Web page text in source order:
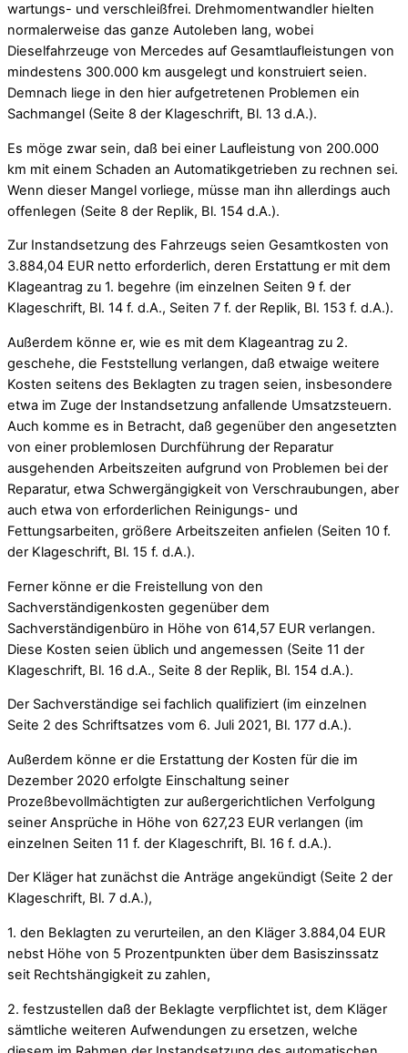
wartungs- und verschleißfrei. Drehmomentwandler hielten
normalerweise das ganze Autoleben lang, wobei
Dieselfahrzeuge von Mercedes auf Gesamtlaufleistungen von
mindestens 300.000 km ausgelegt und konstruiert seien.
Demnach liege in den hier aufgetretenen Problemen ein
Sachmangel (Seite 8 der Klageschrift, Bl. 13 d.A.).
Es möge zwar sein, daß bei einer Laufleistung von 200.000
km mit einem Schaden an Automatikgetrieben zu rechnen sei.
Wenn dieser Mangel vorliege, müsse man ihn allerdings auch
offenlegen (Seite 8 der Replik, Bl. 154 d.A.).
Zur Instandsetzung des Fahrzeugs seien Gesamtkosten von
3.884,04 EUR netto erforderlich, deren Erstattung er mit dem
Klageantrag zu 1. begehre (im einzelnen Seiten 9 f. der
Klageschrift, Bl. 14 f. d.A., Seiten 7 f. der Replik, Bl. 153 f. d.A.).
Außerdem könne er, wie es mit dem Klageantrag zu 2.
geschehe, die Feststellung verlangen, daß etwaige weitere
Kosten seitens des Beklagten zu tragen seien, insbesondere
etwa im Zuge der Instandsetzung anfallende Umsatzsteuern.
Auch komme es in Betracht, daß gegenüber den angesetzten
von einer problemlosen Durchführung der Reparatur
ausgehenden Arbeitszeiten aufgrund von Problemen bei der
Reparatur, etwa Schwergängigkeit von Verschraubungen, aber
auch etwa von erforderlichen Reinigungs- und
Fettungsarbeiten, größere Arbeitszeiten anfielen (Seiten 10 f.
der Klageschrift, Bl. 15 f. d.A.).
Ferner könne er die Freistellung von den
Sachverständigenkosten gegenüber dem
Sachverständigenbüro in Höhe von 614,57 EUR verlangen.
Diese Kosten seien üblich und angemessen (Seite 11 der
Klageschrift, Bl. 16 d.A., Seite 8 der Replik, Bl. 154 d.A.).
Der Sachverständige sei fachlich qualifiziert (im einzelnen
Seite 2 des Schriftsatzes vom 6. Juli 2021, Bl. 177 d.A.).
Außerdem könne er die Erstattung der Kosten für die im
Dezember 2020 erfolgte Einschaltung seiner
Prozeßbevollmächtigten zur außergerichtlichen Verfolgung
seiner Ansprüche in Höhe von 627,23 EUR verlangen (im
einzelnen Seiten 11 f. der Klageschrift, Bl. 16 f. d.A.).
Der Kläger hat zunächst die Anträge angekündigt (Seite 2 der
Klageschrift, Bl. 7 d.A.),
1. den Beklagten zu verurteilen, an den Kläger 3.884,04 EUR
nebst Höhe von 5 Prozentpunkten über dem Basiszinssatz
seit Rechtshängigkeit zu zahlen,
2. festzustellen daß der Beklagte verpflichtet ist, dem Kläger
sämtliche weiteren Aufwendungen zu ersetzen, welche